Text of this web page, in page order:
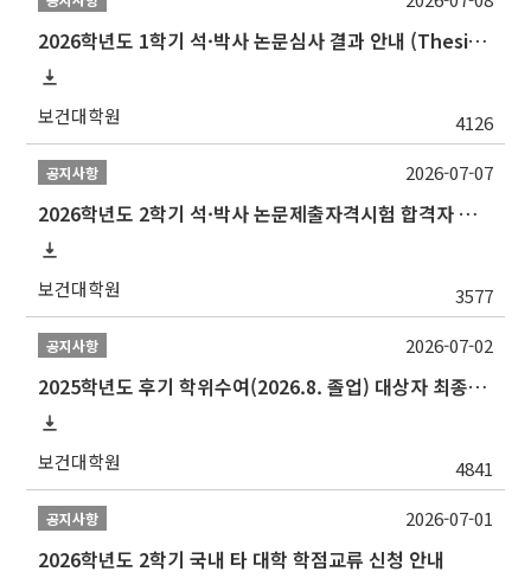
2026학년도 1학기 석·박사 논문심사 결과 안내 (Thesis Defense Result)
보건대학원 4126
공지사항
2026학년도 2학기 석·박사 논문제출자격시험 합격자 공고(TSQ Exam Result)
보건대학원 3577
2026-07-07
공지사항
2025학년도 후기 학위수여(2026.8. 졸업) 대상자 최종인준 논문 제출 안내
보건대학원 4841
2026-07-02
공지사항
2026학년도 2학기 국내 타 대학 학점교류 신청 안내
2026-07-01